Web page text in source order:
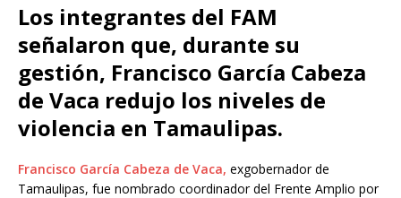
Los integrantes del FAM
señalaron que, durante su
gestión, Francisco García Cabeza
de Vaca redujo los niveles de
violencia en Tamaulipas.
Francisco García Cabeza de Vaca, exgobernador de
Tamaulipas, fue nombrado coordinador del Frente Amplio por